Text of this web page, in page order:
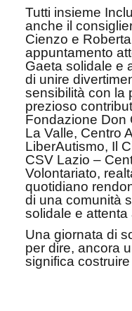
Tutti insieme
anche il
Cienzo e
appuntamento
Gaeta solidale e
di unire
sensibilità con la
prezioso
Fondazione Don
La Valle, Centro
LiberAutismo, Il
CSV Lazio –
Volontariato,
quotidiano
di una comunità
solidale e attenta
Una giornata di
per dire, ancora
significa costruire